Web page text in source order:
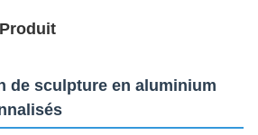
de sculpture en aluminium